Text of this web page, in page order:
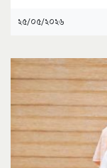
২৫/০৫/২০২৬